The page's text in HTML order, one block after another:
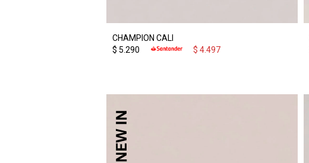
CHAMPION CALI
$ 5.290 $ 4.497